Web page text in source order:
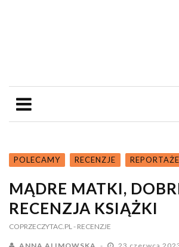
POLECAMY RECENZJE REPORTAŻE
MĄDRE MATKI,
RECENZJA KSIĄŻKI
COPRZECZYTAC.PL - RECENZJE